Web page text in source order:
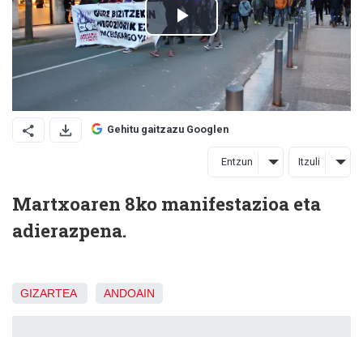
Gehitu gaitzazu Googlen
Entzun Itzuli
Martxoaren 8ko manifestazioa eta
adierazpena.
GIZARTEA ANDOAIN